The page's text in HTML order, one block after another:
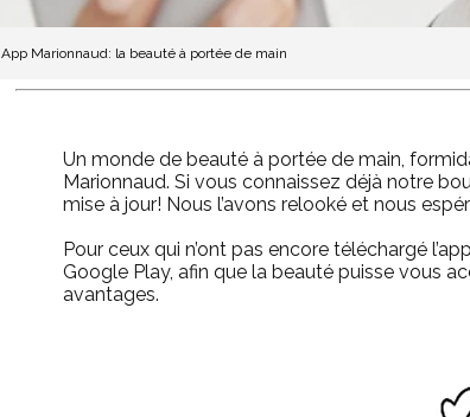
App Marionnaud: la beauté à portée de main
Un monde de beauté à portée de main,
Marionnaud. Si vous connaissez déjà notre
mise à jour! Nous l’avons relooké et nous
Pour ceux qui n’ont pas encore téléchargé
Google Play, afin que la beauté puisse vous
avantages.